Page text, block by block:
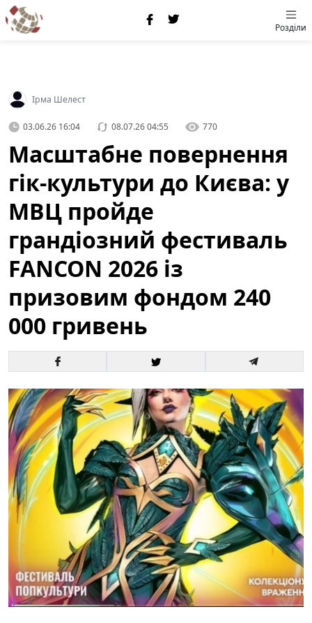
Розділи
Ірма Шелест
03.06.26 16:04 08.07.26 04:55 770
Масштабне повернення
гік-культури до Києва: у
МВЦ пройде
грандіозний фестиваль
FANCON 2026 із
призовим фондом 240
000 гривень